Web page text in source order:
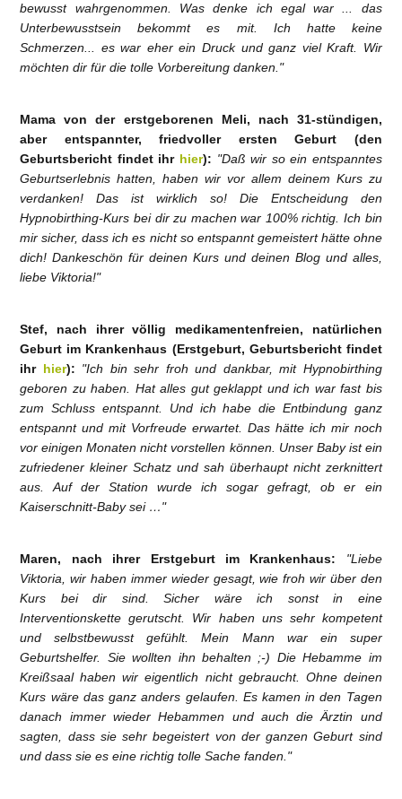
bewusst wahrgenommen. Was denke ich egal war ... das
Unterbewusstsein bekommt es mit. Ich hatte keine
Schmerzen... es war eher ein Druck und ganz viel Kraft. Wir
möchten dir für die tolle Vorbereitung danken."
Mama von der erstgeborenen Meli, nach 31-stündigen,
aber entspannter, friedvoller ersten Geburt (den
Geburtsbericht findet ihr hier): "Daß wir so ein entspanntes
Geburtserlebnis hatten, haben wir vor allem deinem Kurs zu
verdanken! Das ist wirklich so! Die Entscheidung den
Hypnobirthing-Kurs bei dir zu machen war 100% richtig. Ich bin
mir sicher, dass ich es nicht so entspannt gemeistert hätte ohne
dich! Dankeschön für deinen Kurs und deinen Blog und alles,
liebe Viktoria!"
Stef, nach ihrer völlig medikamentenfreien, natürlichen
Geburt im Krankenhaus (Erstgeburt, Geburtsbericht findet
ihr hier): "Ich bin sehr froh und dankbar, mit Hypnobirthing
geboren zu haben. Hat alles gut geklappt und ich war fast bis
zum Schluss entspannt. Und ich habe die Entbindung ganz
entspannt und mit Vorfreude erwartet. Das hätte ich mir noch
vor einigen Monaten nicht vorstellen können. Unser Baby ist ein
zufriedener kleiner Schatz und sah überhaupt nicht zerknittert
aus. Auf der Station wurde ich sogar gefragt, ob er ein
Kaiserschnitt-Baby sei …"
Maren, nach ihrer Erstgeburt im Krankenhaus: "Liebe
Viktoria, wir haben immer wieder gesagt, wie froh wir über den
Kurs bei dir sind. Sicher wäre ich sonst in eine
Interventionskette gerutscht. Wir haben uns sehr kompetent
und selbstbewusst gefühlt. Mein Mann war ein super
Geburtshelfer. Sie wollten ihn behalten ;-) Die Hebamme im
Kreißsaal haben wir eigentlich nicht gebraucht. Ohne deinen
Kurs wäre das ganz anders gelaufen. Es kamen in den Tagen
danach immer wieder Hebammen und auch die Ärztin und
sagten, dass sie sehr begeistert von der ganzen Geburt sind
und dass sie es eine richtig tolle Sache fanden."